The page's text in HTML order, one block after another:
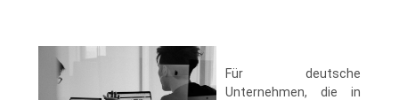
Für deutsche
Unternehmen, die in